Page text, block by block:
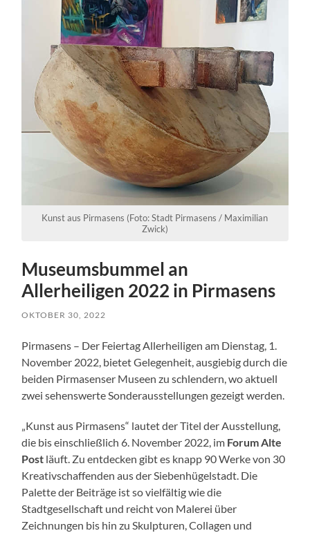
Kunst aus Pirmasens (Foto: Stadt Pirmasens / Maximilian
Zwick)
Museumsbummel an
Allerheiligen 2022 in Pirmasens
OKTOBER 30, 2022
Pirmasens – Der Feiertag Allerheiligen am Dienstag, 1.
November 2022, bietet Gelegenheit, ausgiebig durch die
beiden Pirmasenser Museen zu schlendern, wo aktuell
zwei sehenswerte Sonderausstellungen gezeigt werden.
„Kunst aus Pirmasens“ lautet der Titel der Ausstellung,
die bis einschließlich 6. November 2022, im Forum Alte
Post läuft. Zu entdecken gibt es knapp 90 Werke von 30
Kreativschaffenden aus der Siebenhügelstadt. Die
Palette der Beiträge ist so vielfältig wie die
Stadtgesellschaft und reicht von Malerei über
Zeichnungen bis hin zu Skulpturen, Collagen und